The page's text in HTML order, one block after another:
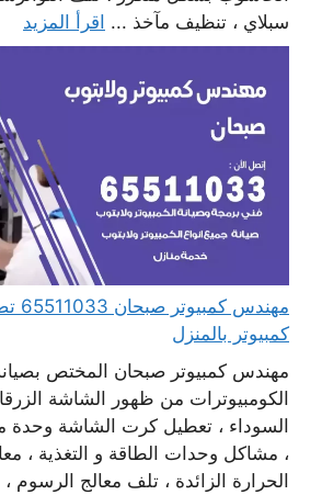
سبلاي ، تنظيف مآخذ ... اقرأ المزيد
كمبيوتر بالمنزل
مهندس كمبيوتر صبحان المختص
الكومبيوترات من ظهور الشاشة
السوداء ، تعطيل كرت الشاشة وحدة
، مشاكل وحدات الطاقة و التغذية ،
الحرارة الزائدة ، تلف معالج الرسوم ،